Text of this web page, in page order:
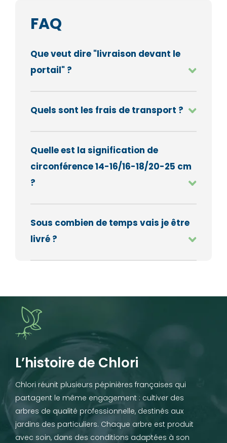
FAQ
Que veut dire "livraison devant le
portail" ?
Quels sont les frais de transport ?
Quelle est la signification de
circonférence 14-16/16-18/20-25 cm
?
Sous combien de temps vais je être
livré ?
L’histoire de Chlori
Chlori réunit plusieurs pépinières françaises qui
partagent le même engagement : cultiver des
arbres de qualité professionnelle, destinés aux
jardins des particuliers. Chaque arbre est produit
avec soin, dans des conditions adaptées à son